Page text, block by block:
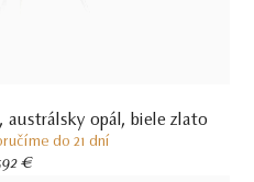
austrálsky opál, biele zlato
do 21 dní
€